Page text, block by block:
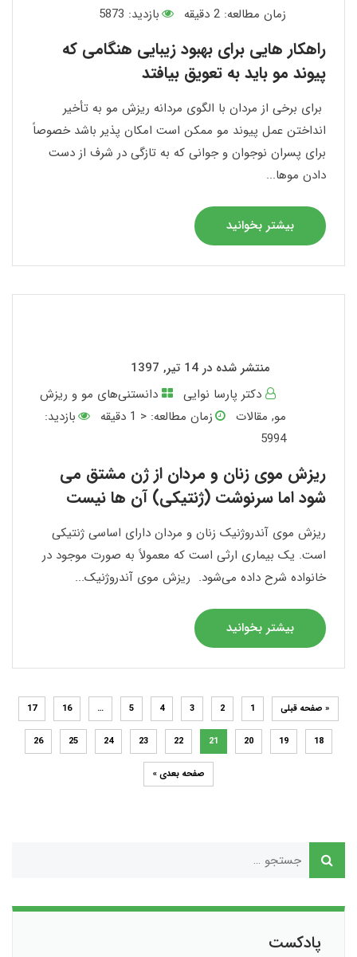
زمان مطالعه: 2 دقیقه بازدید: 5873
راهکار هایی برای بهبود زیبایی هنگامی که
پیوند مو باید به تعویق بیافتد
برای برخی از مردان با الگوی مردانه ریزش مو به تأخیر
انداختن عمل پیوند مو ممکن است امکان پذیر باشد خصوصاً
برای پسران نوجوان و جوانی که به تازگی در شرف از دست
دادن موها...
بیشتر بخوانید
منتشر شده در 14 تیر, 1397
دکتر پارسا نوایی
دانستنی‌های مو و ریزش
مو, مقالات زمان مطالعه: < 1 دقیقه
بازدید:
5994
ریزش موی زنان و مردان از ژن مشتق می
شود اما سرنوشت (ژنتیکی) آن ها نیست
ریزش موی آندروژنیک زنان و مردان دارای اساسی ژنتیکی
است. یک بیماری ارثی است که معمولاً به صورت موجود در
خانواده شرح داده می‌شود. ریزش موی آندروژنیک...
بیشتر بخوانید
« صفحه قبلی 1
2
3
4
5
…
16
17
18
19
20
21
22
23
24
25
26
صفحه بعدی »
پادکست